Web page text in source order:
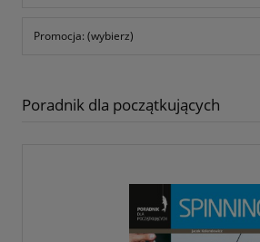
Promocja: (wybierz)
Poradnik dla początkujących